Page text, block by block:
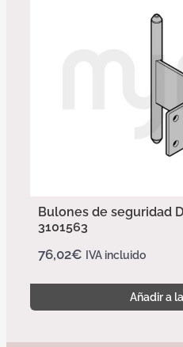
Bulones de seguridad
3101563
76,02€ IVA incluido
Añadir a